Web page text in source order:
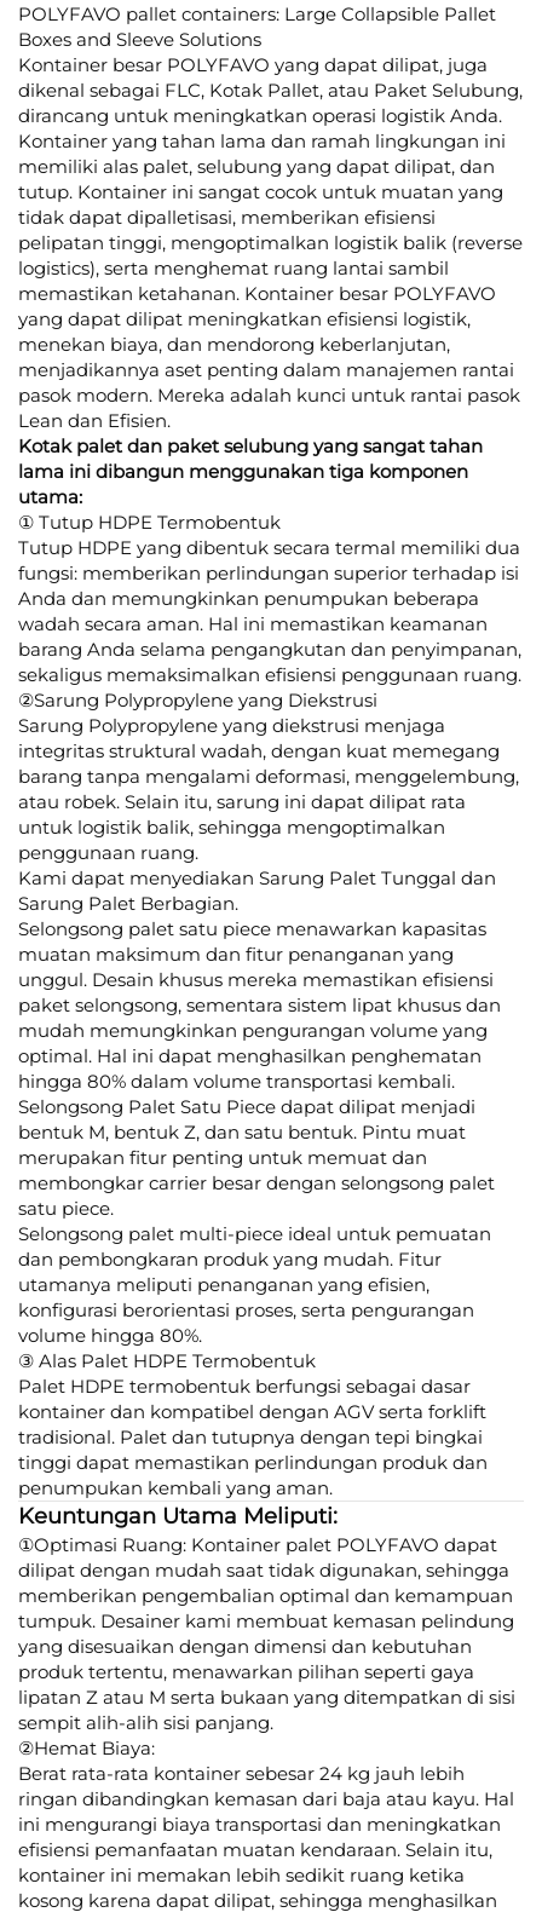
POLYFAVO pallet containers: Large Collapsible Pallet
Boxes and Sleeve Solutions
Kontainer besar POLYFAVO yang dapat dilipat, juga
dikenal sebagai FLC, Kotak Pallet, atau Paket Selubung,
dirancang untuk meningkatkan operasi logistik Anda.
Kontainer yang tahan lama dan ramah lingkungan ini
memiliki alas palet, selubung yang dapat dilipat, dan
tutup. Kontainer ini sangat cocok untuk muatan yang
tidak dapat dipalletisasi, memberikan efisiensi
pelipatan tinggi, mengoptimalkan logistik balik (reverse
logistics), serta menghemat ruang lantai sambil
memastikan ketahanan. Kontainer besar POLYFAVO
yang dapat dilipat meningkatkan efisiensi logistik,
menekan biaya, dan mendorong keberlanjutan,
menjadikannya aset penting dalam manajemen rantai
pasok modern. Mereka adalah kunci untuk rantai pasok
Lean dan Efisien.
Kotak palet dan paket selubung yang sangat tahan
lama ini dibangun menggunakan tiga komponen
utama:
① Tutup HDPE Termobentuk
Tutup HDPE yang dibentuk secara termal memiliki dua
fungsi: memberikan perlindungan superior terhadap isi
Anda dan memungkinkan penumpukan beberapa
wadah secara aman. Hal ini memastikan keamanan
barang Anda selama pengangkutan dan penyimpanan,
sekaligus memaksimalkan efisiensi penggunaan ruang.
②Sarung Polypropylene yang Diekstrusi
Sarung Polypropylene yang diekstrusi menjaga
integritas struktural wadah, dengan kuat memegang
barang tanpa mengalami deformasi, menggelembung,
atau robek. Selain itu, sarung ini dapat dilipat rata
untuk logistik balik, sehingga mengoptimalkan
penggunaan ruang.
Kami dapat menyediakan Sarung Palet Tunggal dan
Sarung Palet Berbagian.
Selongsong palet satu piece menawarkan kapasitas
muatan maksimum dan fitur penanganan yang
unggul. Desain khusus mereka memastikan efisiensi
paket selongsong, sementara sistem lipat khusus dan
mudah memungkinkan pengurangan volume yang
optimal. Hal ini dapat menghasilkan penghematan
hingga 80% dalam volume transportasi kembali.
Selongsong Palet Satu Piece dapat dilipat menjadi
bentuk M, bentuk Z, dan satu bentuk. Pintu muat
merupakan fitur penting untuk memuat dan
membongkar carrier besar dengan selongsong palet
satu piece.
Selongsong palet multi-piece ideal untuk pemuatan
dan pembongkaran produk yang mudah. Fitur
utamanya meliputi penanganan yang efisien,
konfigurasi berorientasi proses, serta pengurangan
volume hingga 80%.
③ Alas Palet HDPE Termobentuk
Palet HDPE termobentuk berfungsi sebagai dasar
kontainer dan kompatibel dengan AGV serta forklift
tradisional. Palet dan tutupnya dengan tepi bingkai
tinggi dapat memastikan perlindungan produk dan
penumpukan kembali yang aman.
Keuntungan Utama Meliputi:
①Optimasi Ruang: Kontainer palet POLYFAVO dapat
dilipat dengan mudah saat tidak digunakan, sehingga
memberikan pengembalian optimal dan kemampuan
tumpuk. Desainer kami membuat kemasan pelindung
yang disesuaikan dengan dimensi dan kebutuhan
produk tertentu, menawarkan pilihan seperti gaya
lipatan Z atau M serta bukaan yang ditempatkan di sisi
sempit alih-alih sisi panjang.
②Hemat Biaya:
Berat rata-rata kontainer sebesar 24 kg jauh lebih
ringan dibandingkan kemasan dari baja atau kayu. Hal
ini mengurangi biaya transportasi dan meningkatkan
efisiensi pemanfaatan muatan kendaraan. Selain itu,
kontainer ini memakan lebih sedikit ruang ketika
kosong karena dapat dilipat, sehingga menghasilkan